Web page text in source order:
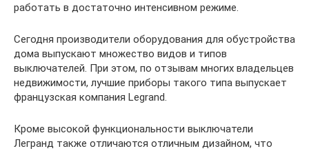
работать в достаточно интенсивном режиме.
Сегодня производители оборудования для обустройства
дома выпускают множество видов и типов
выключателей. При этом, по отзывам многих владельцев
недвижимости, лучшие приборы такого типа выпускает
французская компания Legrand.
Кроме высокой функциональности выключатели
Легранд также отличаются отличным дизайном, что